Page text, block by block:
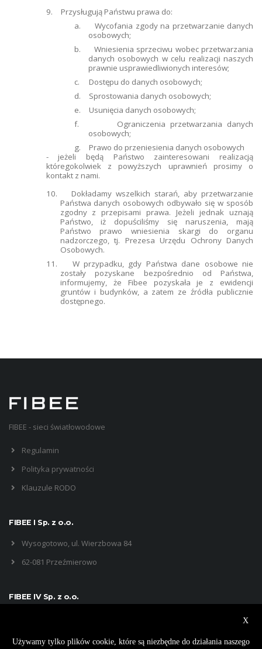
9.
Przysługują Państwu prawa do:
a.
Wycofania zgody na przetwarzanie danych
osobowych;
b.
Wniesienia sprzeciwu wobec przetwarzania
danych osobowych w celu realizacji naszych
prawnie usprawiedliwionych interesów;
c.
Dostępu do danych osobowych;
d.
Sprostowania danych osobowych;
e.
Usunięcia danych osobowych;
f.
Ograniczenia przetwarzania danych
osobowych;
g.
Prawo do przeniesienia danych osobowych
- jeżeli będą Państwo zainteresowani realizacją
któregokolwiek z powyższych uprawnień prosimy o
kontakt z nami.
10.
Dokładamy wszelkich starań, aby przetwarzanie
Państwa danych osobowych odbywało się w sposób
zgodny z przepisami prawa. Jeżeli jednak uznają
Państwo, iż dopuściliśmy się naruszenia, mają
Państwo prawo wniesienia skargi do organu
nadzorczego, tj. Prezesa Urzędu Ochrony Danych
Osobowych.
11.
W przypadku, gdy Państwa dane osobowe nie
zostały pozyskane bezpośrednio od Państwa,
informujemy, że Fibee pozyskała je z ewidencji
gruntów i budynków, a zatem ze źródła publicznie
dostępnego.
FIBEE - sieci światłowodowe
Regulamin
Polityka prywatności
Klauzule RODO
FIBEE I Sp. z o.o.
Wysogotowo, ul. Wierzbowa 84
62-081 Przeźmierowo
FIBEE IV Sp. z o.o.
62-081 Przeźmierowo
Używamy tylko plików cookie, które są niezbędne do działania naszego
X